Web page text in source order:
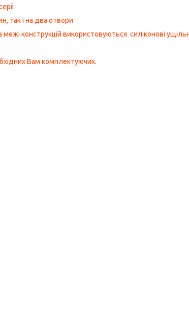
так і на два отвори
конструкцій використовуються силіконові
Вам комплектуючих.